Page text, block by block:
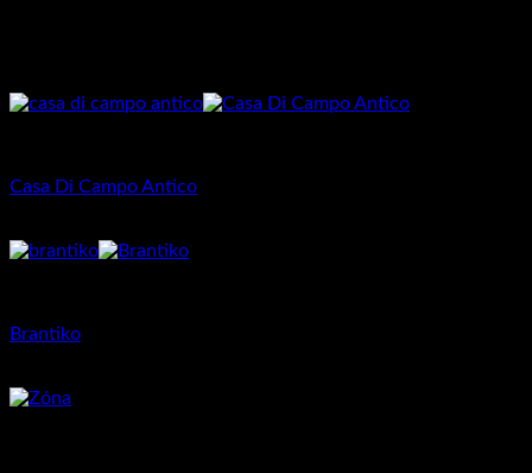
Casa Di Campo Antico
Brantiko